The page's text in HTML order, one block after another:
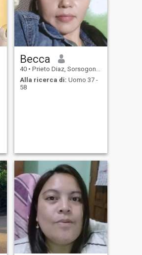
Becca
40 • Prieto Diaz, Sorsogon, Filippine
Alla ricerca di: Uomo 37 -
58